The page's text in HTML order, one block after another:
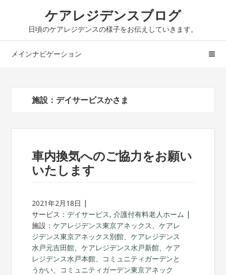
シ
ツ
ケアレジデンスブログ
日頃のケアレジデンスの様子をお伝えしていきます。
メインナビゲーション
施設：デイサービスかさま
車内換気へのご協力をお願い
いたします
2021年2月18日
サービス：デイサービス,介護付有料老人ホーム
施設：ケアレジデンス東京アネックス、ケアレ
ジデンス東京アネックス別館、ケアレジデンス
水戸元吉田館、ケアレジデンス水戸新館、ケア
レジデンス水戸本館、 コミュニティガーデンと
うかい、 コミュニティガーデン東京アネック